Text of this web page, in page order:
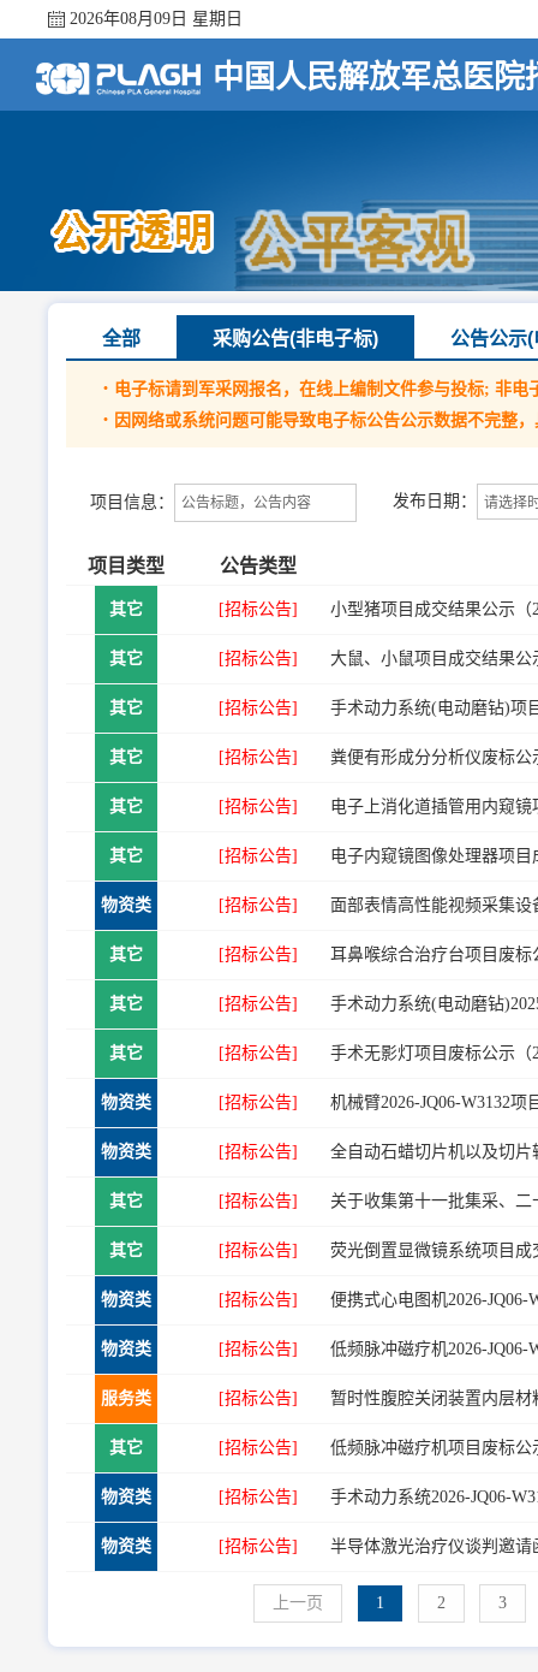
2026年08月09日 星期日
中国人民解放军总医院
全部 采购公告(非电子标) 公告公示(
· 电子标请到军采网报名，在线上编制文件参与投标; 非
· 因网络或系统问题可能导致电子标公告公示数据不完整
项目信息： 发布日期： 请选择
项目类型 公告类型
其它 [招标公告] 小型猪项目成交结果公示（
其它 [招标公告] 大鼠、小鼠项目成交结果公
其它 [招标公告] 手术动力系统(电动磨钻)项
其它 [招标公告] 粪便有形成分分析仪废标公
其它 [招标公告] 电子上消化道插管用内窥镜
其它 [招标公告] 电子内窥镜图像处理器项目
物资类 [招标公告] 面部表情高性能视频采集设
其它 [招标公告] 耳鼻喉综合治疗台项目废标
其它 [招标公告] 手术动力系统(电动磨钻
其它 [招标公告] 手术无影灯项目废标公示（
物资类 [招标公告] 机械臂2026-JQ06-W3132项
物资类 [招标公告] 全自动石蜡切片机以及切片
其它 [招标公告] 关于收集第十一批集采、
其它 [招标公告] 荧光倒置显微镜系统项目成
物资类 [招标公告] 便携式心电图机2026-JQ06-
物资类 [招标公告] 低频脉冲磁疗机2026-JQ06-
服务类 [招标公告] 暂时性腹腔关闭装置内层材
其它 [招标公告] 低频脉冲磁疗机项目废标公
物资类 [招标公告] 手术动力系统2026-JQ06-
物资类 [招标公告] 半导体激光治疗仪谈判邀请
上一页 1 2 3